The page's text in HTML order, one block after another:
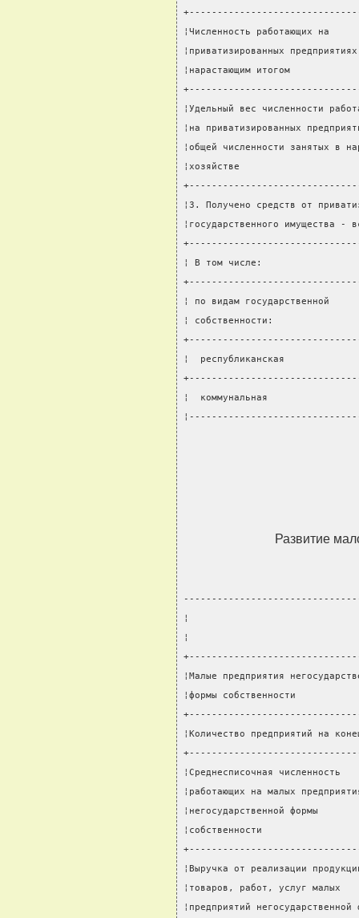
¦Численность работающих
¦приватизированных
¦нарастающим итогом
¦Удельный вес численности
¦на приватизированных
¦общей численности
¦хозяйстве
¦3. Получено средств от
¦государственного
¦ В том числе:
¦ по видам
¦ собственности:
¦  республиканская
¦  коммунальная
Развитие
¦                                    ¦
¦
¦Малые предприятия
¦формы собственности
¦Количество предприятий на
¦Среднесписочная
¦работающих на малых
¦негосударственной
¦собственности
¦Выручка от реализации
¦товаров, работ, услуг
¦предприятий